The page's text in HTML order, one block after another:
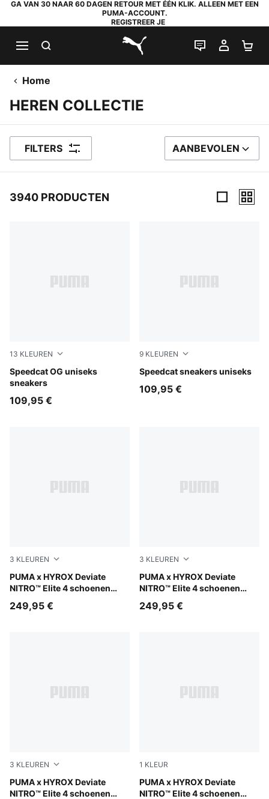
GA VAN 30 NAAR 60 DAGEN RETOUR MET ÉÉN KLIK. ALLEEN MET EEN
PUMA-ACCOUNT.
REGISTREER JE
PUMA.com
LIVE CHAT
MIJN
Home
HEREN COLLECTIE
FILTERS SORTEER OP
AANBEVOLEN
3940 PRODUCTEN
13 KLEUREN
Speedcat OG uniseks
sneakers
Emerald Ice-PUMA Black
109,95 €
9 KLEUREN
Speedcat sneakers uniseks
Sea Illusion-PUMA Black
109,95 €
3 KLEUREN
PUMA x HYROX Deviate
NITRO™ Elite 4 schoenen
PUMA Black-Vibrant Yellow
249,95 €
3 KLEUREN
PUMA x HYROX Deviate
NITRO™ Elite 4 schoenen
PUMA White-PUMA Black
249,95 €
3 KLEUREN
PUMA x HYROX Deviate
NITRO™ Elite 4 schoenen
Intense Mint-Light Lavender
1 KLEUR
PUMA x HYROX Deviate
NITRO™ Elite 4 schoenen
Pure Pink-Electric Orchid-